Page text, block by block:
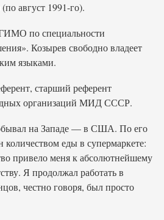
август 1991-го).
по специальности
Козырев свободно владеет
языками.
старший референт
организаций МИД СССР.
на Западе — в США. По его
количеством еды в супермаркете:
привело меня к абсолютнейшему
Я продолжал работать в
честно говоря, был просто